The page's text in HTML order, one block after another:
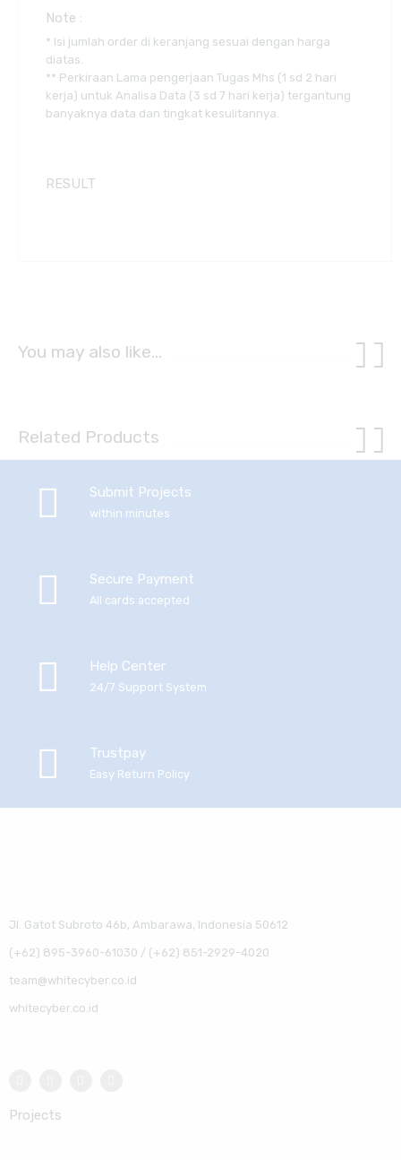
Note :
* Isi jumlah order di keranjang sesuai dengan harga
diatas.
** Perkiraan Lama pengerjaan Tugas Mhs (1 sd 2 hari
kerja) untuk Analisa Data (3 sd 7 hari kerja) tergantung
banyaknya data dan tingkat kesulitannya.
RESULT
You may also like…
Related Products
Submit Projects
within minutes
Secure Payment
All cards accepted
Help Center
24/7 Support System
Trustpay
Easy Return Policy
Jl. Gatot Subroto 46b, Ambarawa, Indonesia 50612
(+62) 895-3960-61030 / (+62) 851-2929-4020
team@whitecyber.co.id
whitecyber.co.id
Projects